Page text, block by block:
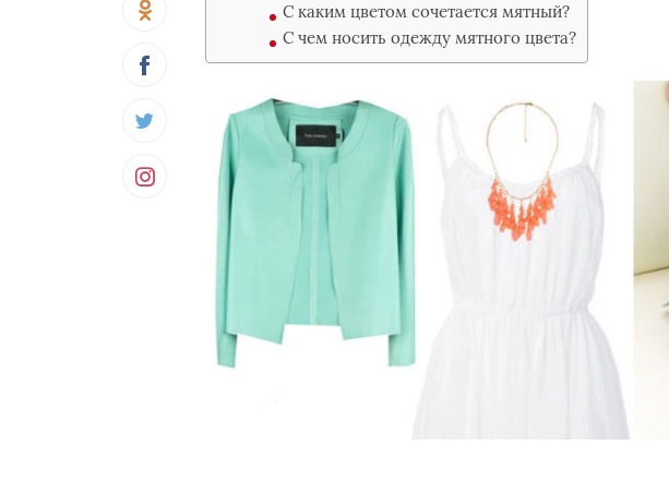
С каким цветом сочетается мятный?
С чем носить одежду мятного цвета?